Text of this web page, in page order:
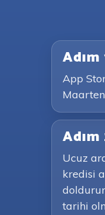
App
Ucuz
kredisi
tarihi